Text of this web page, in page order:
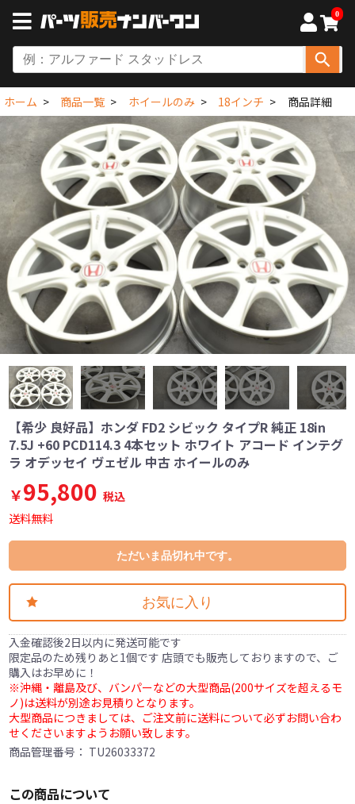
0
ホーム 商品一覧 ホイールのみ 18インチ 商品詳細
【希少 良好品】ホンダ FD2 シビック タイプR 純正 18in
7.5J +60 PCD114.3 4本セット ホワイト アコード インテグ
ラ オデッセイ ヴェゼル 中古 ホイールのみ
￥95,800 税込
送料無料
ただいま品切れ中です。
お気に入り
入金確認後2日以内に発送可能です
限定品のため残りあと1個です 店頭でも販売しておりますので、ご
購入はお早めに！
※沖縄・離島及び、バンパーなどの大型商品(200サイズを超えるモ
ノ)は送料が別途お見積りとなります。
大型商品につきましては、ご注文前に送料について必ずお問い合わ
せくださいますようお願い致します。
商品管理番号： TU26033372
この商品について